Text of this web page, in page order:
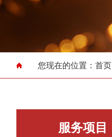
您现在的位置： 首页
服务项目